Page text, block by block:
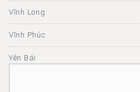
Vĩnh Long
Vĩnh Phúc
Yên Bái